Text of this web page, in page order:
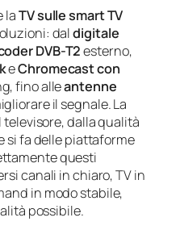
laTV sulle smart TV
daldigitale
DVB-T2esterno,
eChromecast con
fino alleantenne
il segnale. La
televisore, dalla qualità
si fa delle piattaforme
questi
canali in chiaro, TV in
in modo stabile,
possibile.